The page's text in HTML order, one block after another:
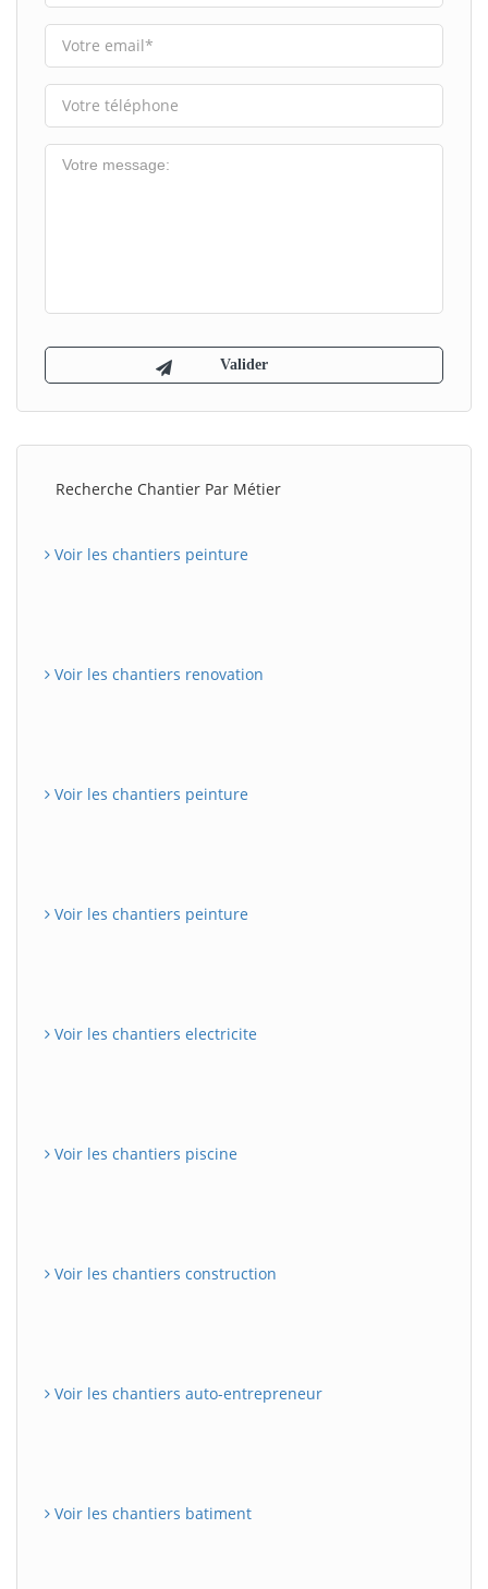
Recherche Chantier Par Métier
Voir les chantiers peinture
Voir les chantiers renovation
Voir les chantiers peinture
Voir les chantiers peinture
Voir les chantiers electricite
Voir les chantiers piscine
Voir les chantiers construction
Voir les chantiers auto-entrepreneur
Voir les chantiers batiment